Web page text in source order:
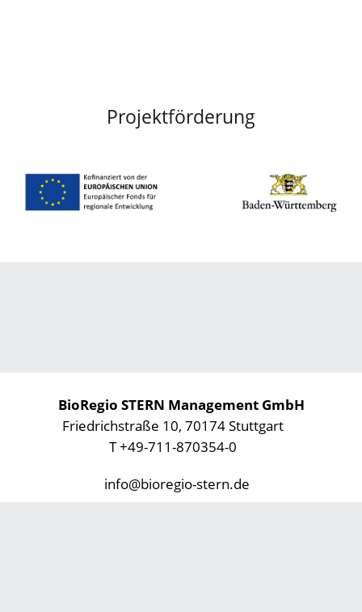
Projektförderung
BioRegio STERN Management GmbH
Friedrichstraße 10, 70174 Stuttgart
T +49-711-870354-0
info@bioregio-stern.de